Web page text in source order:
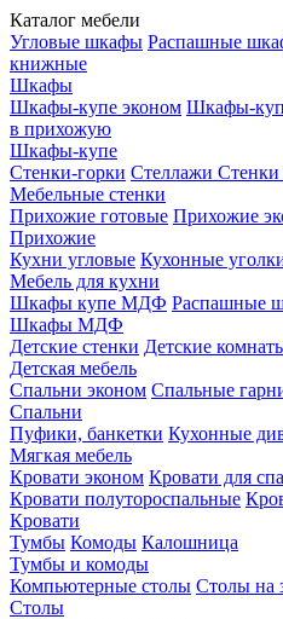
Каталог мебели
Угловые шкафы Распашные
книжные
Шкафы
Шкафы-купе эконом Шкафы-
в прихожую
Шкафы-купе
Стенки-горки Стеллажи Стенки
Мебельные стенки
Прихожие готовые Прихожие
Прихожие
Кухни угловые Кухонные
Мебель для кухни
Шкафы купе МДФ Распашные
Шкафы МДФ
Детские стенки Детские
Детская мебель
Спальни эконом Спальные
Спальни
Пуфики, банкетки Кухонные
Мягкая мебель
Кровати эконом Кровати для
Кровати полутороспальные
Кровати
Тумбы Комоды Калошница
Тумбы и комоды
Компьютерные столы Столы на
Столы